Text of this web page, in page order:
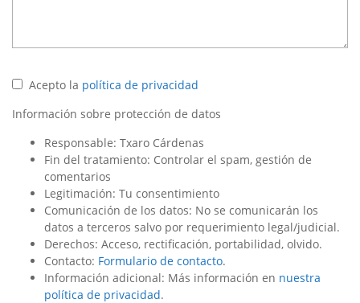
Acepto la política de privacidad
Información sobre protección de datos
Responsable: Txaro Cárdenas
Fin del tratamiento: Controlar el spam, gestión de
comentarios
Legitimación: Tu consentimiento
Comunicación de los datos: No se comunicarán los
datos a terceros salvo por requerimiento legal/judicial.
Derechos: Acceso, rectificación, portabilidad, olvido.
Contacto: Formulario de contacto.
Información adicional: Más información en nuestra
política de privacidad.